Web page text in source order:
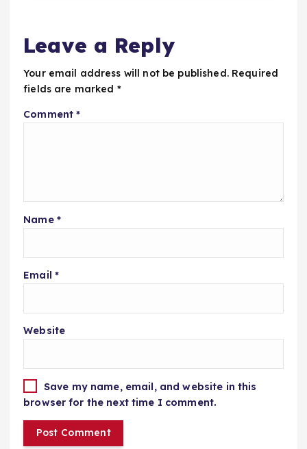
Leave a Reply
Your email address will not be published. Required
fields are marked *
Comment*
Name *
Email *
Website
Save my name, email, and website in this
browser for the next time I comment.